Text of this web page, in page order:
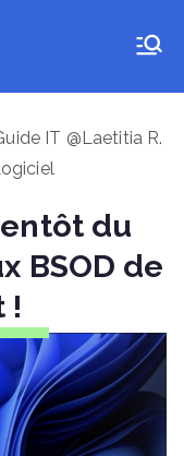
IT @Laetitia R.
du
BSOD de
!